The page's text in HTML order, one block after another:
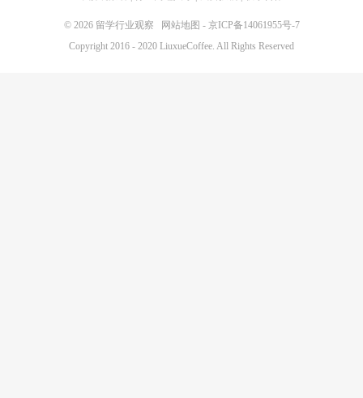
© 2026 留学行业观察 网站地图 - 京ICP备14061955号-7
Copyright 2016 - 2020 LiuxueCoffee. All Rights Reserved